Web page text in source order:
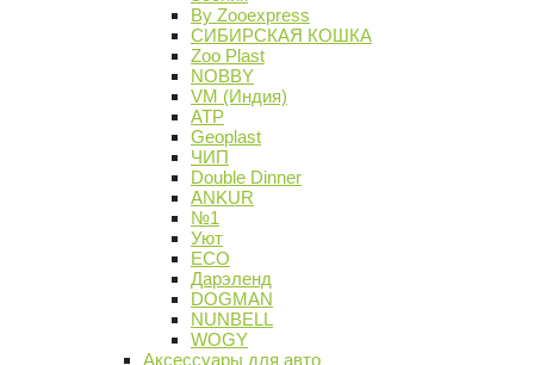
By Zooexpress
СИБИРСКАЯ КОШКА
Zoo Plast
NOBBY
VM (Индия)
АТР
Geoplast
ЧИП
Double Dinner
ANKUR
№1
Уют
ECO
Дарэленд
DOGMAN
NUNBELL
WOGY
Аксессуары для авто